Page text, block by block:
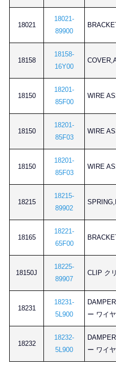
18021
18021-
89900
18158
18158-
16Y00
18150
18201-
85F00
WIRE
18150
18201-
85F03
WIRE
18150
18201-
85F03
WIRE
18215
18215-
89902
18165
18221-
65F00
18150J
18225-
89907
CLIP ク
18231
18231-
5L900
ー ワイ
18232
18232-
5L900
ー ワイ